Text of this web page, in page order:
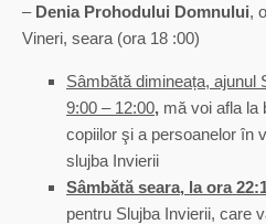
– Denia Prohodului Domnului,
Vineri, seara (ora 18 :00)
Sâmbătă dimineața, ajunul
9:00 – 12:00, mă voi afla la
copiilor şi a persoanelor în
slujba Invierii
Sâmbătă seara, la ora
pentru Slujba Invierii, care